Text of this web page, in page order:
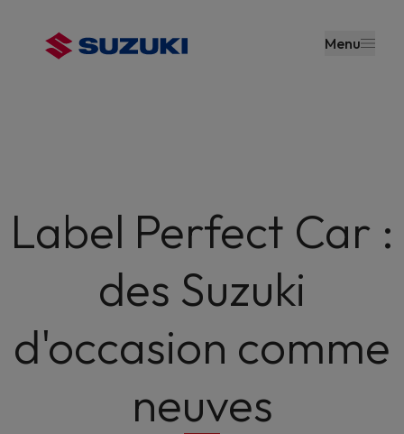
principal
Menu
Label Perfect Car :
des Suzuki
d'occasion comme
neuves